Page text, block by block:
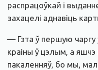
распрацоўкай і
захацелі аднавіць
— Гэта ў першую чаргу
краіны ў цэлым, а яшчэ
пакаленняў, бо мы,